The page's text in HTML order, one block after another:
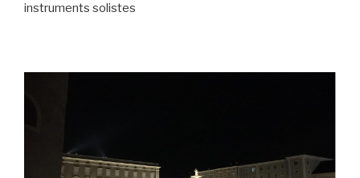
instruments solistes